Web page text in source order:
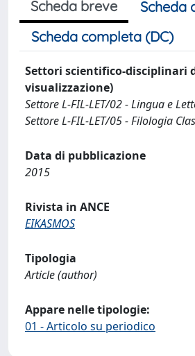
Scheda breve
Scheda
Scheda completa (DC)
Settori scientifico-disciplinari
visualizzazione)
Settore L-FIL-LET/02 - Lingua e
Settore L-FIL-LET/05 - Filologia
Data di pubblicazione
2015
Rivista in ANCE
EIKASMOS
Tipologia
Article (author)
Appare nelle tipologie:
01 - Articolo su periodico